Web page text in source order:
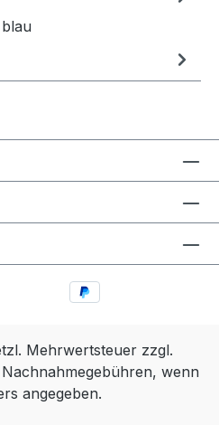
Mehrwertsteuer zzgl.
wenn
angegeben.